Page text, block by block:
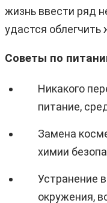
жизнь ввести ряд
удастся облегчить
Советы по
Никакого
питание,
Замена
химии
Устранение
окружения,